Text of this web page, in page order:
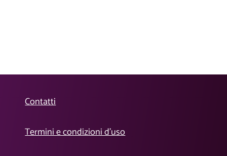
Contatti
Termini e condizioni d’uso